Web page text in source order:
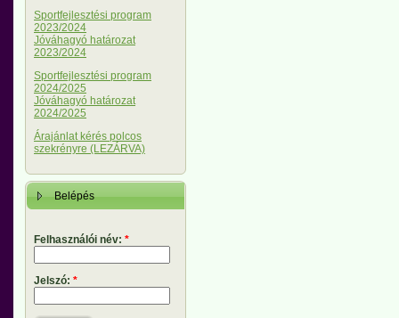
Sportfejlesztési program
2023/2024
Jóváhagyó határozat
2023/2024
Sportfejlesztési program
2024/2025
Jóváhagyó határozat
2024/2025
Árajánlat kérés polcos
szekrényre (LEZÁRVA)
Belépés
Felhasználói név: *
Jelszó: *